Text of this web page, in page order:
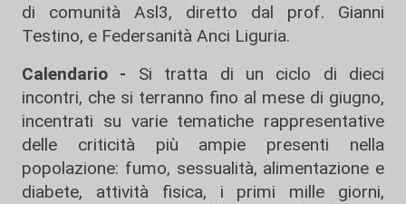
di comunità Asl3, diretto dal prof. Gianni
Testino, e Federsanità Anci Liguria.
Calendario - Si tratta di un ciclo di dieci
incontri, che si terranno fino al mese di giugno,
incentrati su varie tematiche rappresentative
delle criticità più ampie presenti nella
popolazione: fumo, sessualità, alimentazione e
diabete, attività fisica, i primi mille giorni,